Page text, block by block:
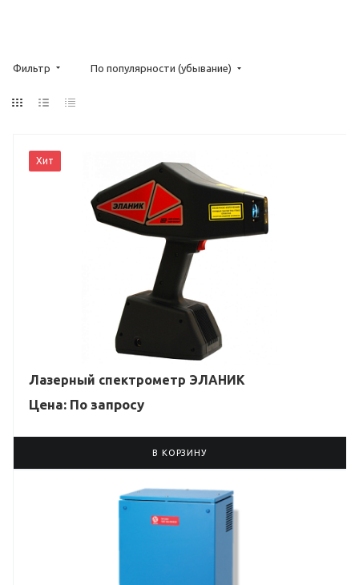
Фильтр По популярности (убывание)
Хит
Лазерный спектрометр ЭЛАНИК
Цена: По запросу
В КОРЗИНУ